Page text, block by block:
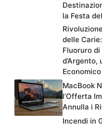
la Festa
delle
Fluoruro di
d’Argento,
MacBook
l’Offerta
Annulla i
Incendi in